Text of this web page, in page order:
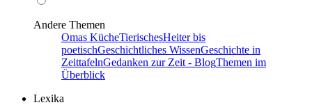
Andere Themen
Omas KücheTierischesHeiter bis
poetischGeschichtliches WissenGeschichte in
ZeittafelnGedanken zur Zeit - BlogThemen im
Überblick
Lexika